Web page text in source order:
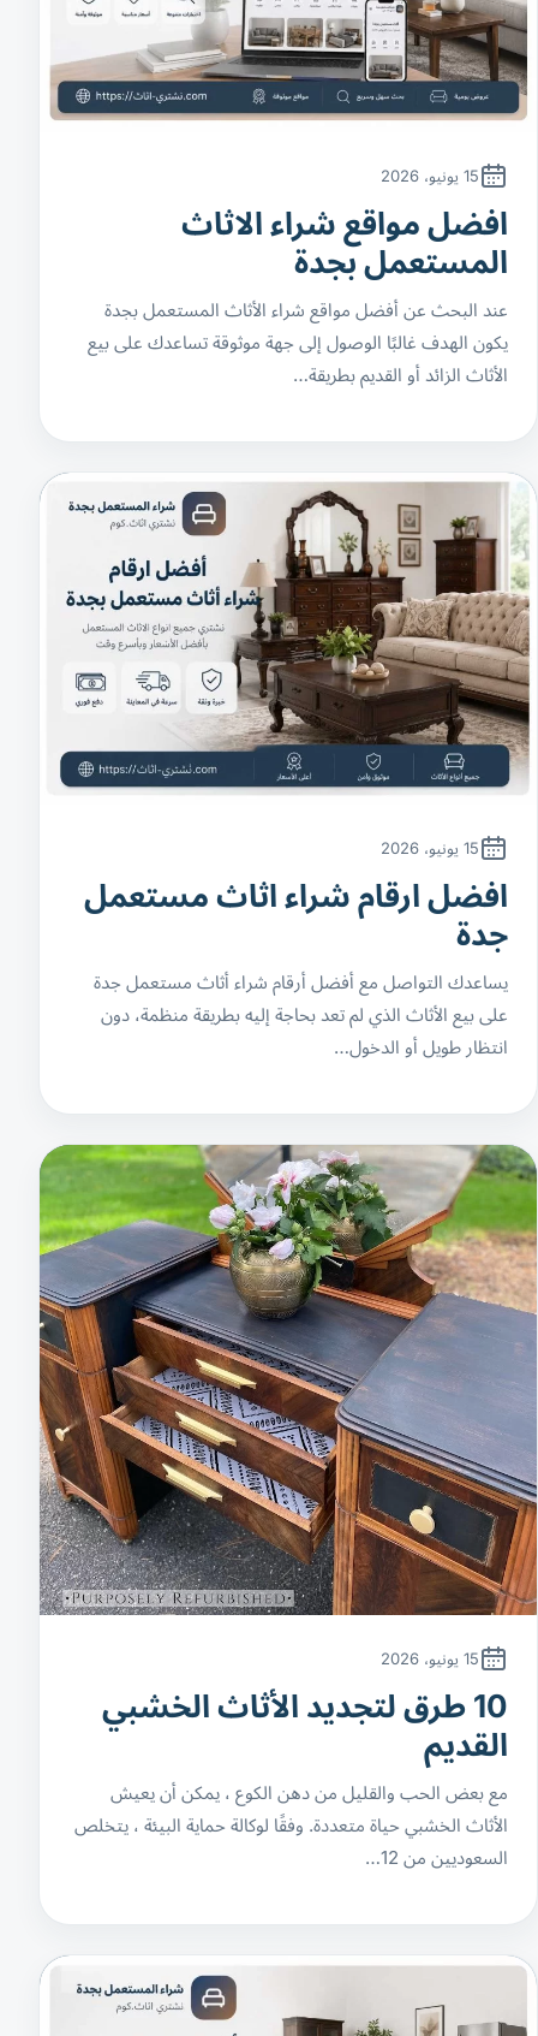
15 يونيو، 2026
افضل مواقع شراء الاثاث
المستعمل بجدة
عند البحث عن أفضل مواقع شراء الأثاث المستعمل بجدة
يكون الهدف غالبًا الوصول إلى جهة موثوقة تساعدك على بيع
الأثاث الزائد أو القديم بطريقة…
15 يونيو، 2026
افضل ارقام شراء اثاث مستعمل
جدة
يساعدك التواصل مع أفضل أرقام شراء أثاث مستعمل جدة
على بيع الأثاث الذي لم تعد بحاجة إليه بطريقة منظمة، دون
انتظار طويل أو الدخول…
15 يونيو، 2026
10 طرق لتجديد الأثاث الخشبي
القديم
مع بعض الحب والقليل من دهن الكوع ، يمكن أن يعيش
الأثاث الخشبي حياة متعددة. وفقًا لوكالة حماية البيئة ، يتخلص
السعوديين من 12…